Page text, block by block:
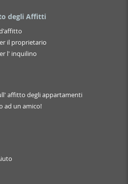
degli Affitti
il proprietario
l' inquilino
affitto degli appartamenti
ad un amico!